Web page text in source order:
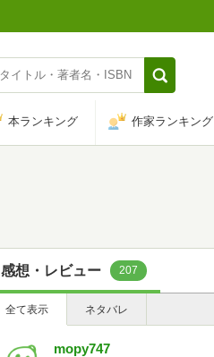
本ランキング 作家ランキング
感想・レビュー 207
全て表示 ネタバレ
mopy747